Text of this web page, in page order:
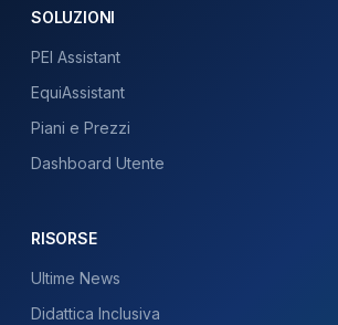
SOLUZIONI
PEI Assistant
EquiAssistant
Piani e Prezzi
Dashboard Utente
RISORSE
Ultime News
Didattica Inclusiva